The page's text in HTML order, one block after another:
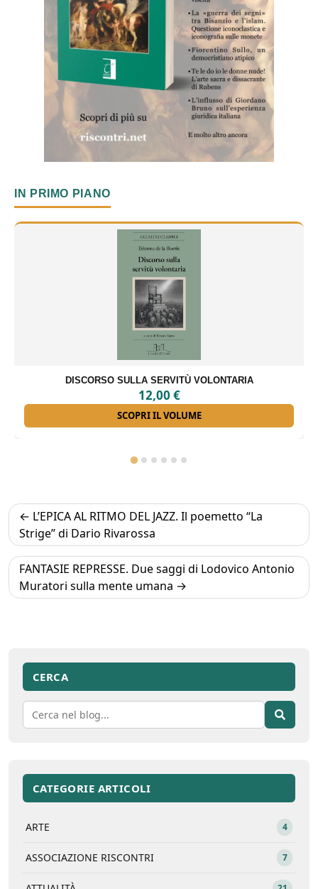
IN PRIMO PIANO
GLI INTERNATI LIBERI DI FORINO
18,00 €
SCOPRI IL VOLUME
Navigazione
articoli
L’EPICA AL RITMO DEL JAZZ. Il poemetto “La
Strige” di Dario Rivarossa
FANTASIE REPRESSE. Due saggi di Lodovico Antonio
Muratori sulla mente umana
CERCA
CATEGORIE ARTICOLI
ARTE 4
ASSOCIAZIONE RISCONTRI 7